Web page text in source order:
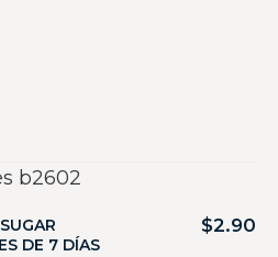
DE 7 DÍAS
$2.90